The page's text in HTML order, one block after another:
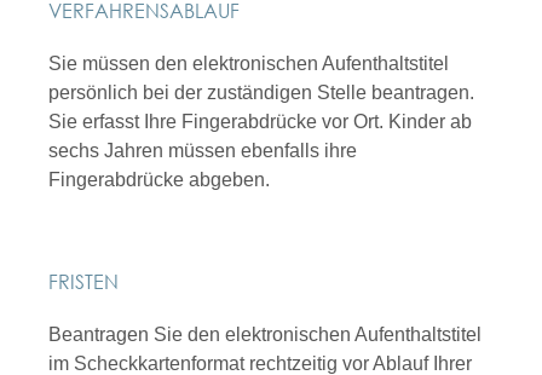
VERFAHRENSABLAUF
Sie müssen den elektronischen Aufenthaltstitel
persönlich bei der zuständigen Stelle beantragen.
Sie erfasst Ihre Fingerabdrücke vor Ort. Kinder ab
sechs Jahren müssen ebenfalls ihre
Fingerabdrücke abgeben.
FRISTEN
Beantragen Sie den elektronischen Aufenthaltstitel
im Scheckkartenformat rechtzeitig vor Ablauf Ihrer